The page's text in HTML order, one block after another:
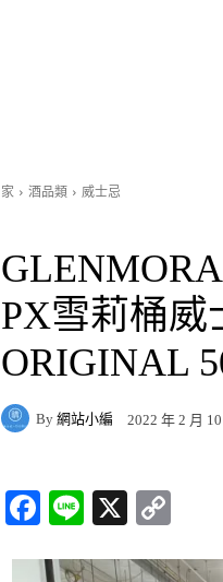
家 酒品類 威士忌
PX雪莉桶威
ORIGINAL
By 網站小編 2022 年 2 月 10
Fa
Li
X